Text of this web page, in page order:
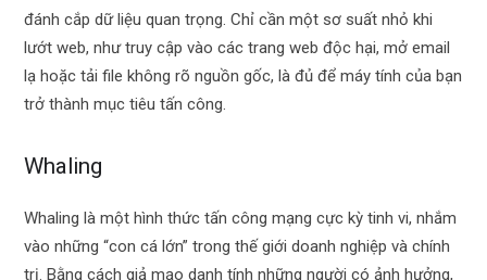
đánh cắp dữ liệu quan trọng. Chỉ cần một sơ suất nhỏ khi
lướt web, như truy cập vào các trang web độc hại, mở email
lạ hoặc tải file không rõ nguồn gốc, là đủ để máy tính của bạn
trở thành mục tiêu tấn công.
Whaling
Whaling là một hình thức tấn công mạng cực kỳ tinh vi, nhắm
vào những “con cá lớn” trong thế giới doanh nghiệp và chính
trị. Bằng cách giả mạo danh tính những người có ảnh hưởng,